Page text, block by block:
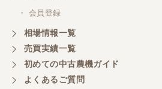
・ 会員登録
相場情報一覧
売買実績一覧
初めての中古農機ガイド
よくあるご質問